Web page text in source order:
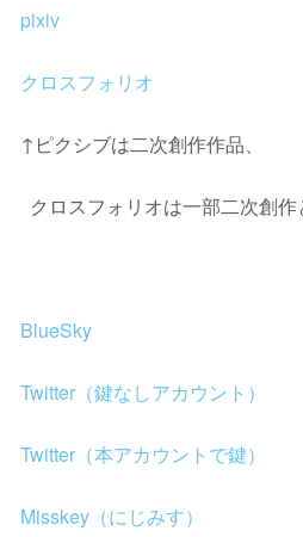
pixiv
クロスフォリオ
↑ピクシブは二次創作作品、
クロスフォリオは一部二次創
BlueSky
Twitter（鍵なしアカウント）
Twitter（本アカウントで鍵）
Misskey（にじみす）